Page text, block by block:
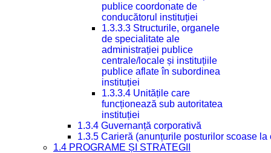
publice coordonate de
conducătorul instituției
1.3.3.3 Structurile, organele
de specialitate ale
administrației publice
centrale/locale și instituțiile
publice aflate în subordinea
instituției
1.3.3.4 Unitățile care
funcționează sub autoritatea
instituției
1.3.4 Guvernanță corporativă
1.3.5 Carieră (anunțurile posturilor scoase la
1.4 PROGRAME ȘI STRATEGII